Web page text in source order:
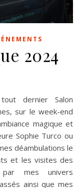
2024
sur le week-end
magique et
Sophie Turco ou
déambulations le
et les visites des
par mes univers
ainsi que mes